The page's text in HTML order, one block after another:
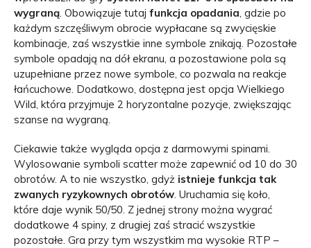
wygraną. Obowiązuje tutaj funkcja opadania, gdzie po
każdym szczęśliwym obrocie wypłacane są zwycięskie
kombinacje, zaś wszystkie inne symbole znikają. Pozostałe
symbole opadają na dół ekranu, a pozostawione pola są
uzupełniane przez nowe symbole, co pozwala na reakcje
łańcuchowe. Dodatkowo, dostępna jest opcja Wielkiego
Wild, która przyjmuje 2 horyzontalne pozycje, zwiększając
szanse na wygraną.
Ciekawie także wygląda opcja z darmowymi spinami.
Wylosowanie symboli scatter może zapewnić od 10 do 30
obrotów. A to nie wszystko, gdyż istnieje funkcja tak
zwanych ryzykownych obrotów. Uruchamia się koło,
które daje wynik 50/50. Z jednej strony można wygrać
dodatkowe 4 spiny, z drugiej zaś stracić wszystkie
pozostałe. Gra przy tym wszystkim ma wysokie RTP –